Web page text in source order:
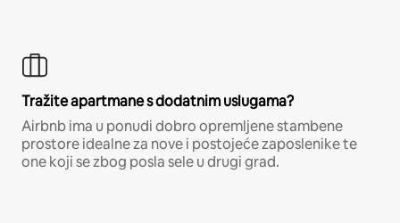
Tražite apartmane s dodatnim uslugama?
Airbnb ima u ponudi dobro opremljene stambene
prostore idealne za nove i postojeće zaposlenike te
one koji se zbog posla sele u drugi grad.